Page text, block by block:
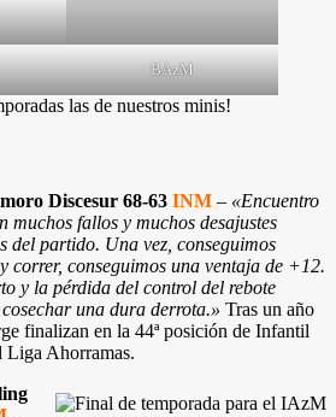
BAzM
las de nuestros minis!
Discesur 68-63 INM – «Encuentro
muchos fallos y muchos desajustes
del partido. Una vez, conseguimos
correr, conseguimos una ventaja de +12.
y la pérdida del control del rebote
una dura derrota.» Tras un año
finalizan en la 44ª posición de Infantil
Liga Ahorramas.